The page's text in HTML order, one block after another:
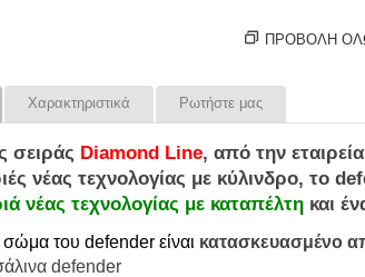
ΠΡΟΒΟΛΗ
Χαρακτηριστικά Ρωτήστε μας
σειράς Diamond Line, από την εταιρεία
νέας τεχνολογίας με κύλινδρο, το
νέας τεχνολογίας με καταπέλτη και
του defender είναι κατασκευασμένο
defender